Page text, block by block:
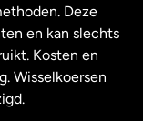
Deze
en kan slechts
Kosten en
Wisselkoersen